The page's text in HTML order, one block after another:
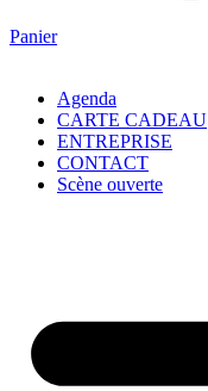
Panier
Agenda
CARTE CADEAU
ENTREPRISE
CONTACT
Scène ouverte